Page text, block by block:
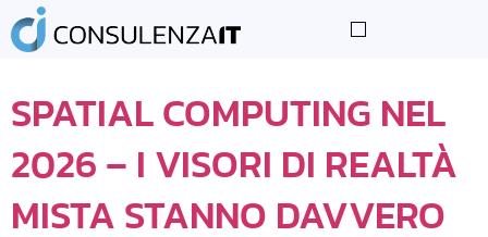
TAG:SPATIAL
SPATIAL COMPUTING NEL
2026 – I VISORI DI REALTÀ
MISTA STANNO DAVVERO